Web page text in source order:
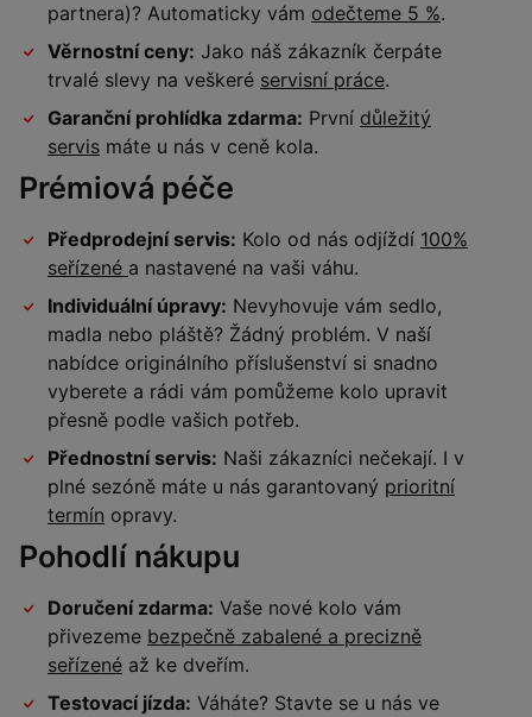
partnera)? Automaticky vám odečteme 5 %.
Věrnostní ceny: Jako náš zákazník čerpáte
trvalé slevy na veškeré servisní práce.
Garanční prohlídka zdarma: První důležitý
servis máte u nás v ceně kola.
Prémiová péče
Předprodejní servis: Kolo od nás odjíždí 100%
seřízené a nastavené na vaši váhu.
Individuální úpravy: Nevyhovuje vám sedlo,
madla nebo pláště? Žádný problém. V naší
nabídce originálního příslušenství si snadno
vyberete a rádi vám pomůžeme kolo upravit
přesně podle vašich potřeb.
Přednostní servis: Naši zákazníci nečekají. I v
plné sezóně máte u nás garantovaný prioritní
termín opravy.
Pohodlí nákupu
Doručení zdarma: Vaše nové kolo vám
přivezeme bezpečně zabalené a precizně
seřízené až ke dveřím.
Testovací jízda: Váháte? Stavte se u nás ve